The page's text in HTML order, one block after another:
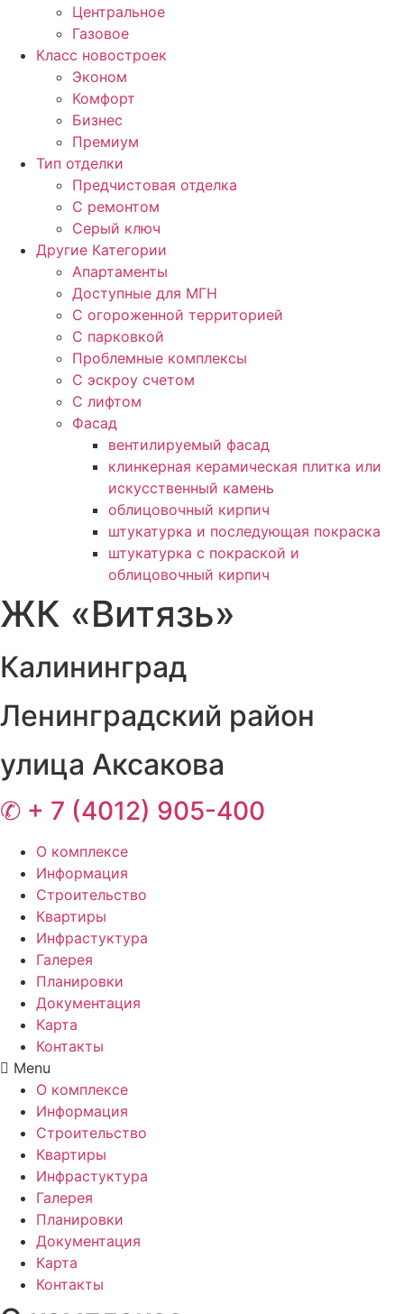
Центральное
Газовое
Класс новостроек
Эконом
Комфорт
Бизнес
Премиум
Тип отделки
Предчистовая отделка
С ремонтом
Серый ключ
Другие Категории
Апартаменты
Доступные для МГН
С огороженной территорией
С парковкой
Проблемные комплексы
С эскроу счетом
С лифтом
Фасад
вентилируемый фасад
клинкерная керамическая плитка или
искусственный камень
облицовочный кирпич
штукатурка и последующая покраска
штукатурка с покраской и
облицовочный кирпич
ЖК «Витязь»
Калининград
Ленинградский район
улица Аксакова
✆ + 7 (4012) 905-400
О комплексе
Информация
Строительство
Квартиры
Инфрастуктура
Галерея
Планировки
Документация
Карта
Контакты
Menu
О комплексе
Информация
Строительство
Квартиры
Инфрастуктура
Галерея
Планировки
Документация
Карта
Контакты